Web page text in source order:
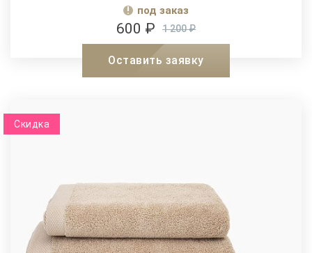
под заказ
1 200 ₽
600 ₽
Оставить заявку
Скидка